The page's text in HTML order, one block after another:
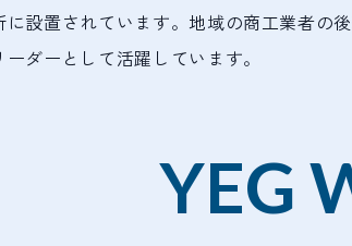
に設置されています。地域の商工業者の
ダーとして活躍しています。
YEG